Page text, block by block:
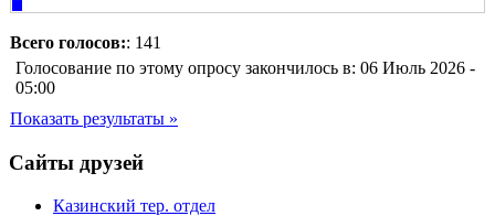
Всего голосов:: 141
Голосование по этому опросу закончилось в: 06 Июль 2026 -
05:00
Показать результаты »
Сайты друзей
Казинский тер. отдел